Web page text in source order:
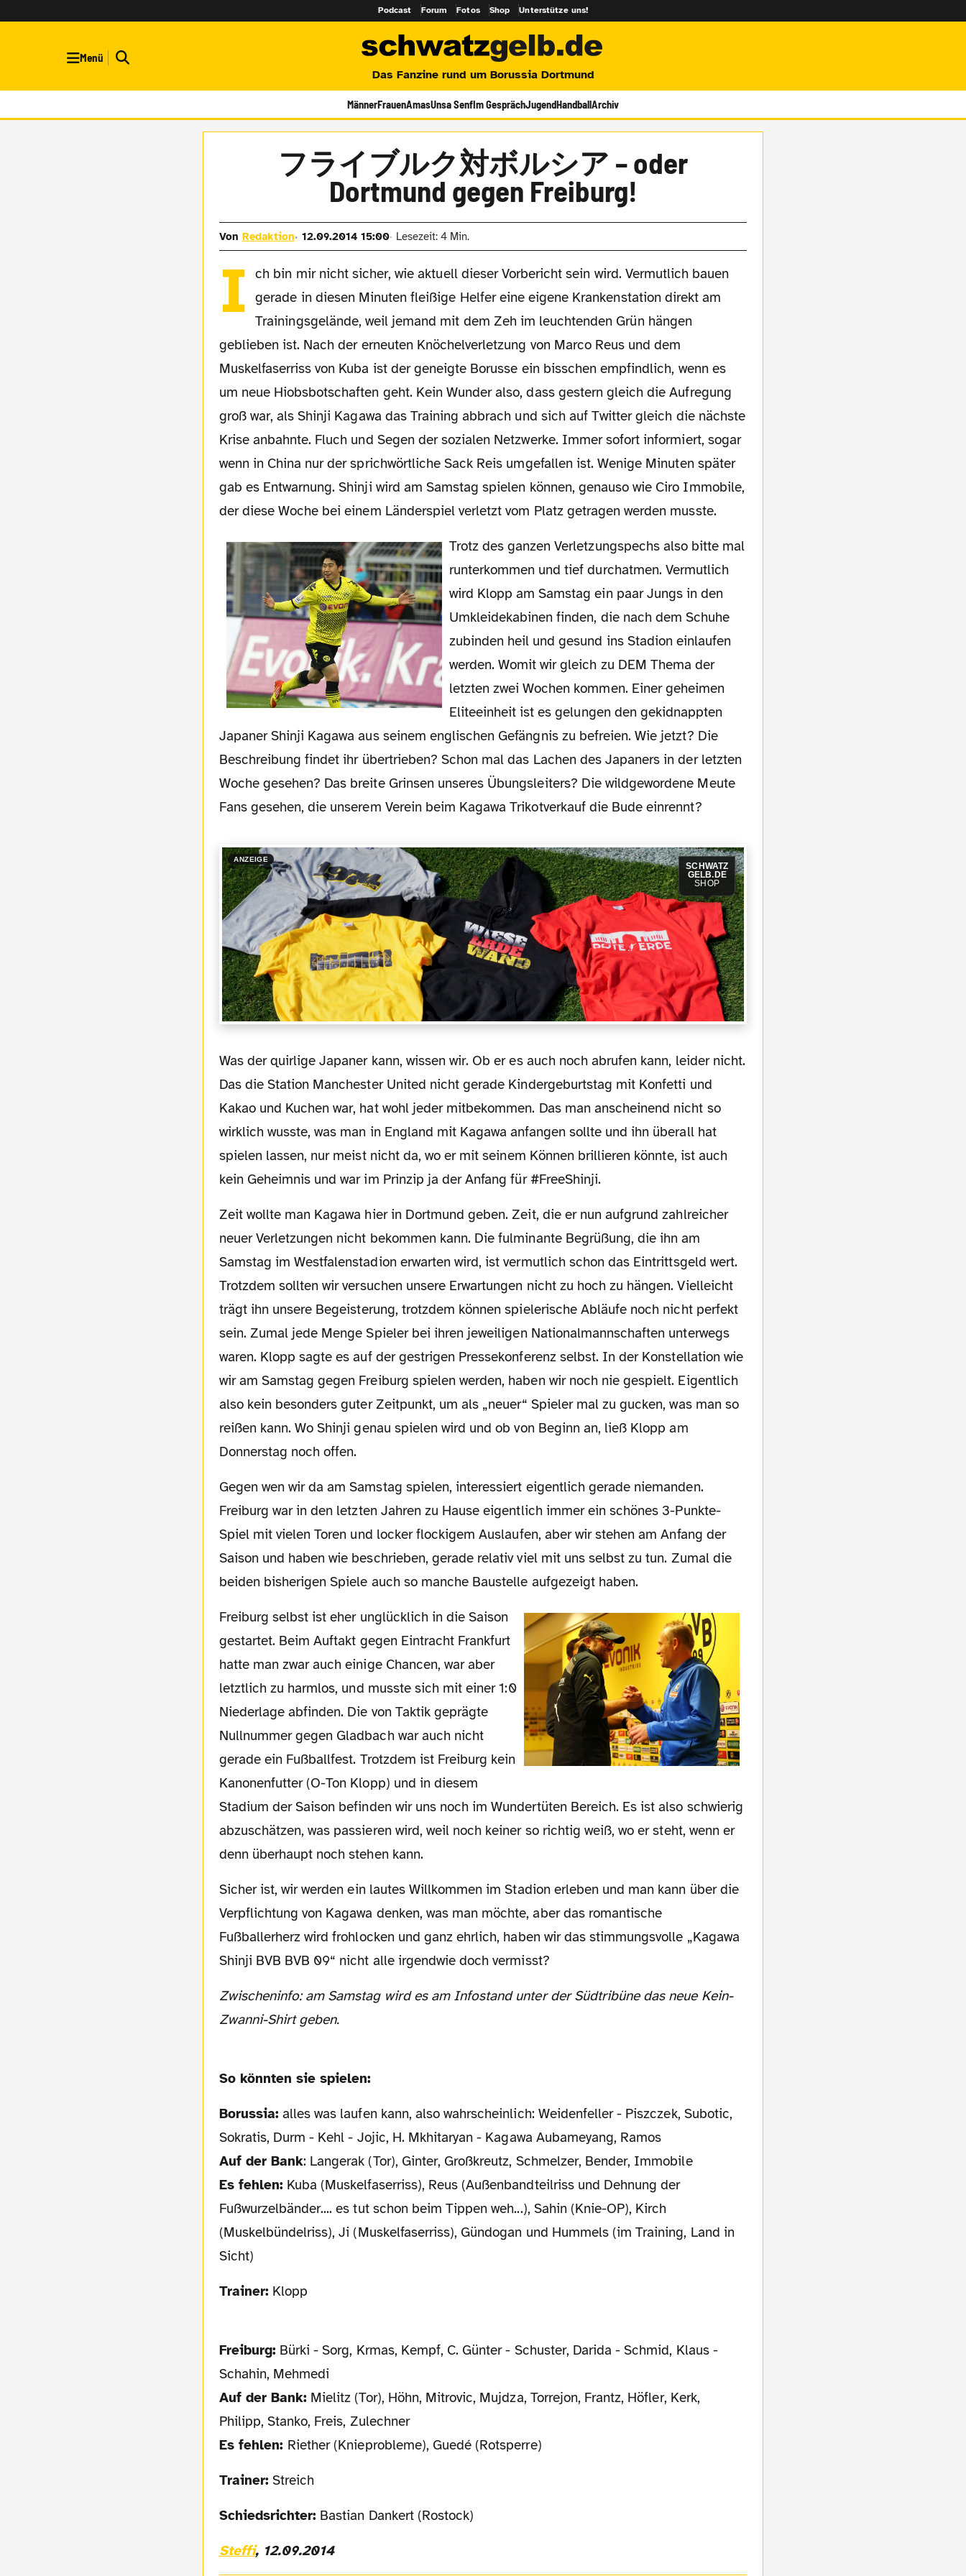
Podcast Forum Fotos Shop Unterstütze uns!
Menü
Das Fanzine rund um Borussia Dortmund
MännerFrauenAmasUnsa SenfIm GesprächJugendHandballArchiv
フライブルク対ボルシア – oder
Dortmund gegen Freiburg!
Von Redaktion 12.09.2014 15:00 Lesezeit: 4 Min.
I ch bin mir nicht sicher, wie aktuell dieser Vorbericht sein wird. Vermutlich bauen
gerade in diesen Minuten fleißige Helfer eine eigene Krankenstation direkt am
Trainingsgelände, weil jemand mit dem Zeh im leuchtenden Grün hängen
geblieben ist. Nach der erneuten Knöchelverletzung von Marco Reus und dem
Muskelfaserriss von Kuba ist der geneigte Borusse ein bisschen empfindlich, wenn es
um neue Hiobsbotschaften geht. Kein Wunder also, dass gestern gleich die Aufregung
groß war, als Shinji Kagawa das Training abbrach und sich auf Twitter gleich die nächste
Krise anbahnte. Fluch und Segen der sozialen Netzwerke. Immer sofort informiert, sogar
wenn in China nur der sprichwörtliche Sack Reis umgefallen ist. Wenige Minuten später
gab es Entwarnung. Shinji wird am Samstag spielen können, genauso wie Ciro Immobile,
der diese Woche bei einem Länderspiel verletzt vom Platz getragen werden musste.
Trotz des ganzen Verletzungspechs also bitte mal
runterkommen und tief durchatmen. Vermutlich
wird Klopp am Samstag ein paar Jungs in den
Umkleidekabinen finden, die nach dem Schuhe
zubinden heil und gesund ins Stadion einlaufen
werden. Womit wir gleich zu DEM Thema der
letzten zwei Wochen kommen. Einer geheimen
Eliteeinheit ist es gelungen den gekidnappten
Japaner Shinji Kagawa aus seinem englischen Gefängnis zu befreien. Wie jetzt? Die
Beschreibung findet ihr übertrieben? Schon mal das Lachen des Japaners in der letzten
Woche gesehen? Das breite Grinsen unseres Übungsleiters? Die wildgewordene Meute
Fans gesehen, die unserem Verein beim Kagawa Trikotverkauf die Bude einrennt?
ANZEIGE
SCHWATZ
GELB.DE
SHOP
Was der quirlige Japaner kann, wissen wir. Ob er es auch noch abrufen kann, leider nicht.
Das die Station Manchester United nicht gerade Kindergeburtstag mit Konfetti und
Kakao und Kuchen war, hat wohl jeder mitbekommen. Das man anscheinend nicht so
wirklich wusste, was man in England mit Kagawa anfangen sollte und ihn überall hat
spielen lassen, nur meist nicht da, wo er mit seinem Können brillieren könnte, ist auch
kein Geheimnis und war im Prinzip ja der Anfang für #FreeShinji.
Zeit wollte man Kagawa hier in Dortmund geben. Zeit, die er nun aufgrund zahlreicher
neuer Verletzungen nicht bekommen kann. Die fulminante Begrüßung, die ihn am
Samstag im Westfalenstadion erwarten wird, ist vermutlich schon das Eintrittsgeld wert.
Trotzdem sollten wir versuchen unsere Erwartungen nicht zu hoch zu hängen. Vielleicht
trägt ihn unsere Begeisterung, trotzdem können spielerische Abläufe noch nicht perfekt
sein. Zumal jede Menge Spieler bei ihren jeweiligen Nationalmannschaften unterwegs
waren. Klopp sagte es auf der gestrigen Pressekonferenz selbst. In der Konstellation wie
wir am Samstag gegen Freiburg spielen werden, haben wir noch nie gespielt. Eigentlich
also kein besonders guter Zeitpunkt, um als „neuer“ Spieler mal zu gucken, was man so
reißen kann. Wo Shinji genau spielen wird und ob von Beginn an, ließ Klopp am
Donnerstag noch offen.
Gegen wen wir da am Samstag spielen, interessiert eigentlich gerade niemanden.
Freiburg war in den letzten Jahren zu Hause eigentlich immer ein schönes 3-Punkte-
Spiel mit vielen Toren und locker flockigem Auslaufen, aber wir stehen am Anfang der
Saison und haben wie beschrieben, gerade relativ viel mit uns selbst zu tun. Zumal die
beiden bisherigen Spiele auch so manche Baustelle aufgezeigt haben.
Freiburg selbst ist eher unglücklich in die Saison
gestartet. Beim Auftakt gegen Eintracht Frankfurt
hatte man zwar auch einige Chancen, war aber
letztlich zu harmlos, und musste sich mit einer 1:0
Niederlage abfinden. Die von Taktik geprägte
Nullnummer gegen Gladbach war auch nicht
gerade ein Fußballfest. Trotzdem ist Freiburg kein
Kanonenfutter (O-Ton Klopp) und in diesem
Stadium der Saison befinden wir uns noch im Wundertüten Bereich. Es ist also schwierig
abzuschätzen, was passieren wird, weil noch keiner so richtig weiß, wo er steht, wenn er
denn überhaupt noch stehen kann.
Sicher ist, wir werden ein lautes Willkommen im Stadion erleben und man kann über die
Verpflichtung von Kagawa denken, was man möchte, aber das romantische
Fußballerherz wird frohlocken und ganz ehrlich, haben wir das stimmungsvolle „Kagawa
Shinji BVB BVB 09“ nicht alle irgendwie doch vermisst?
Zwischeninfo: am Samstag wird es am Infostand unter der Südtribüne das neue Kein-
Zwanni-Shirt geben.
So könnten sie spielen:
Borussia: alles was laufen kann, also wahrscheinlich: Weidenfeller - Piszczek, Subotic,
Sokratis, Durm - Kehl - Jojic, H. Mkhitaryan - Kagawa Aubameyang, Ramos
Auf der Bank: Langerak (Tor), Ginter, Großkreutz, Schmelzer, Bender, Immobile
Es fehlen: Kuba (Muskelfaserriss), Reus (Außenbandteilriss und Dehnung der
Fußwurzelbänder.... es tut schon beim Tippen weh...), Sahin (Knie-OP), Kirch
(Muskelbündelriss), Ji (Muskelfaserriss), Gündogan und Hummels (im Training, Land in
Sicht)
Trainer: Klopp
Freiburg: Bürki - Sorg, Krmas, Kempf, C. Günter - Schuster, Darida - Schmid, Klaus -
Schahin, Mehmedi
Auf der Bank: Mielitz (Tor), Höhn, Mitrovic, Mujdza, Torrejon, Frantz, Höfler, Kerk,
Philipp, Stanko, Freis, Zulechner
Es fehlen: Riether (Knieprobleme), Guedé (Rotsperre)
Trainer: Streich
Schiedsrichter: Bastian Dankert (Rostock)
Steffi, 12.09.2014